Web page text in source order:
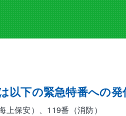
以下の緊急特番への発
保安）、119番（消防）